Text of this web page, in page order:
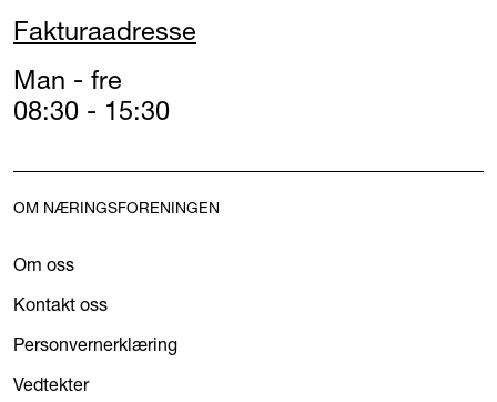
Fakturaadresse
Man - fre
08:30 - 15:30
OM NÆRINGSFORENINGEN
Om oss
Kontakt oss
Personvernerklæring
Vedtekter